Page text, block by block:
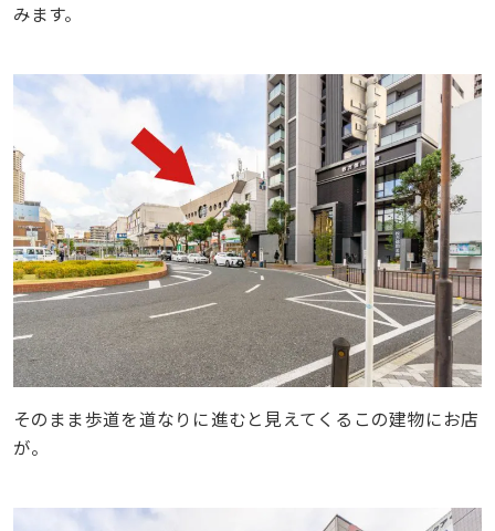
みます。
そのまま歩道を道なりに進むと見えてくるこの建物にお店
が。